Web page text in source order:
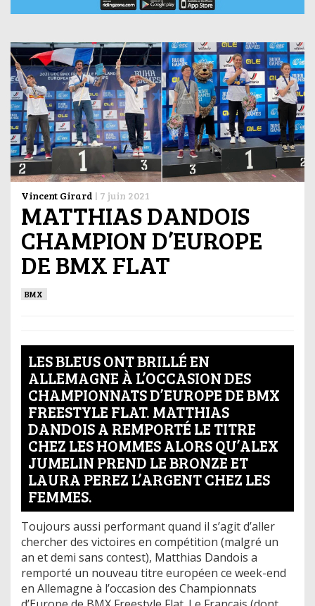
Vincent Girard | 7 juin 2021
MATTHIAS DANDOIS
CHAMPION D’EUROPE
DE BMX FLAT
BMX
LES BLEUS ONT BRILLÉ EN
ALLEMAGNE À L’OCCASION DES
CHAMPIONNATS D’EUROPE DE BMX
FREESTYLE FLAT. MATTHIAS
DANDOIS A REMPORTÉ LE TITRE
CHEZ LES HOMMES ALORS QU’ALEX
JUMELIN PREND LE BRONZE ET
LAURA PEREZ L’ARGENT CHEZ LES
FEMMES.
Toujours aussi performant quand il s’agit d’aller
chercher des victoires en compétition (malgré un
an et demi sans contest), Matthias Dandois a
remporté un nouveau titre européen ce week-end
en Allemagne à l’occasion des Championnats